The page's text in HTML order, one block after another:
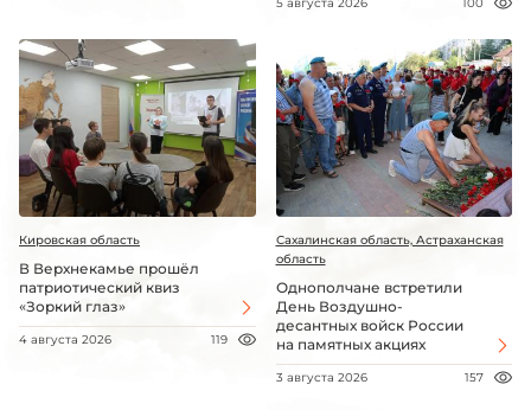
5 августа 2026 100
Кировская область
В Верхнекамье прошёл
патриотический квиз
«Зоркий глаз»
4 августа 2026 119
Сахалинская область, Астраханская
область
Однополчане встретили
День Воздушно-
десантных войск России
на памятных акциях
3 августа 2026 157